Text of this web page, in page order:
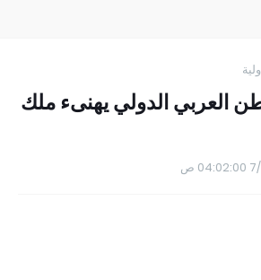
العربي الدولي يهنىء ملك
ص